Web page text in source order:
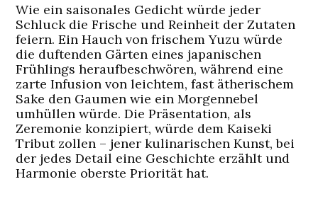
Wie ein saisonales Gedicht würde jeder
Schluck die Frische und Reinheit der Zutaten
feiern. Ein Hauch von frischem Yuzu würde
die duftenden Gärten eines japanischen
Frühlings heraufbeschwören, während eine
zarte Infusion von leichtem, fast ätherischem
Sake den Gaumen wie ein Morgennebel
umhüllen würde. Die Präsentation, als
Zeremonie konzipiert, würde dem Kaiseki
Tribut zollen – jener kulinarischen Kunst, bei
der jedes Detail eine Geschichte erzählt und
Harmonie oberste Priorität hat.